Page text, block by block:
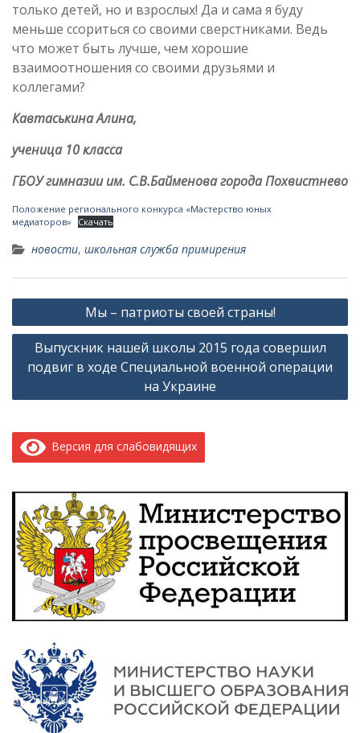
только детей, но и взрослых! Да и сама я буду
меньше ссориться со своими сверстниками. Ведь
что может быть лучше, чем хорошие
взаимоотношения со своими друзьями и
коллегами?
Кавтаськина Алина,
ученица 10 класса
ГБОУ гимназии им. С.В.Байменова города Похвистнево
Положение регионального конкурса «Мастерство юных
медиаторов»
Скачать
новости, школьная служба примирения
Навигация
по
записям
Мы – патриоты своей страны!
Выпускник нашей школы 2015 года совершил
подвиг в ходе Специальной военной операции
на Украине
Версия для слабовидящих